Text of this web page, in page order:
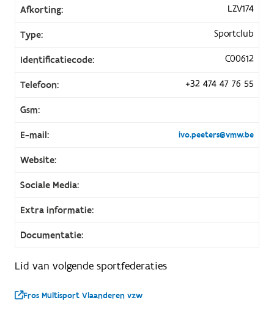
Afkorting: LZV174
Type: Sportclub
Identificatiecode: C00612
Telefoon: +32 474 47 76 55
Gsm:
E-mail: ivo.peeters@vmw.be
Website:
Sociale Media:
Extra informatie:
Documentatie:
Lid van volgende sportfederaties
Fros Multisport Vlaanderen vzw